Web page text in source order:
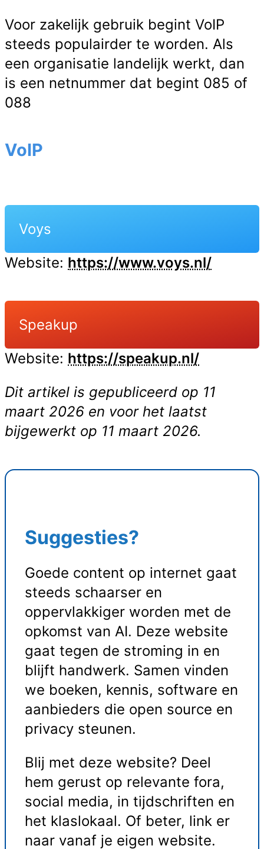
Voor zakelijk gebruik begint VoIP
steeds populairder te worden. Als
een organisatie landelijk werkt, dan
is een netnummer dat begint 085 of
088
VoIP
Voys
Website: https://www.voys.nl/
Speakup
Website: https://speakup.nl/
Dit artikel is gepubliceerd op 11
maart 2026 en voor het laatst
bijgewerkt op 11 maart 2026.
Suggesties?
Goede content op internet gaat
steeds schaarser en
oppervlakkiger worden met de
opkomst van AI. Deze website
gaat tegen de stroming in en
blijft handwerk. Samen vinden
we boeken, kennis, software en
aanbieders die open source en
privacy steunen.
Blij met deze website? Deel
hem gerust op relevante fora,
social media, in tijdschriften en
het klaslokaal. Of beter, link er
naar vanaf je eigen website.